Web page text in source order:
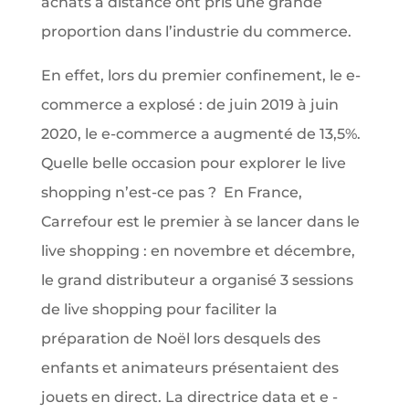
proportion dans l’industrie du commerce.
En effet, lors du premier confinement, le e-
commerce a explosé : de juin 2019 à juin
2020, le e-commerce a augmenté de 13,5%.
Quelle belle occasion pour explorer le live
shopping n’est-ce pas ? En France,
Carrefour est le premier à se lancer dans le
live shopping : en novembre et décembre,
le grand distributeur a organisé 3 sessions
de live shopping pour faciliter la
préparation de Noël lors desquels des
enfants et animateurs présentaient des
jouets en direct. La directrice data et e -